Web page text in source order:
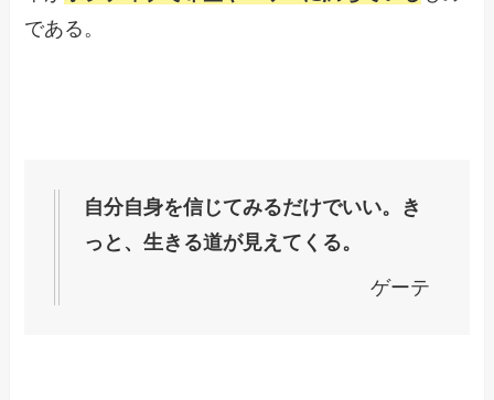
である。
自分自身を信じてみるだけでいい。き
っと、生きる道が見えてくる。
ゲーテ